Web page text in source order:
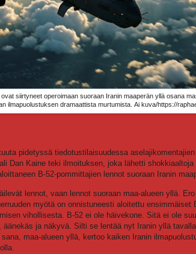
siirtyneet operoimaan suoraan Iranin maaperän yllä osana
ilmapuolustuksen dramaattista murtumista. Ai kuva/https://
pidetyssä tiedotustilaisuudessa
Dan Kaine teki ilmoituksen, joka lähetti shokkiaaltoja
B-52-pommittajien lennot suoraan Iranin
lennot, vaan lennot suoraan maa-alueen yllä.
myötä on onnistuneesti aloitettu ensimmäiset
vihollisesta. B-52 ei ole häivekone. Sitä ei ole
ja näkyvä. Silti se lentää nyt Iranin yllä
maa-alueen yllä, kertoo kaiken Iranin